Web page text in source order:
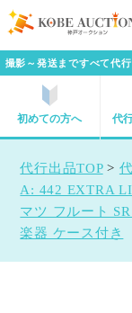
撮影～発送まですべて代
初めての方へ 代
代行出品TOP>
A: 442 EXTRA
マツ フルート
楽器 ケース付き